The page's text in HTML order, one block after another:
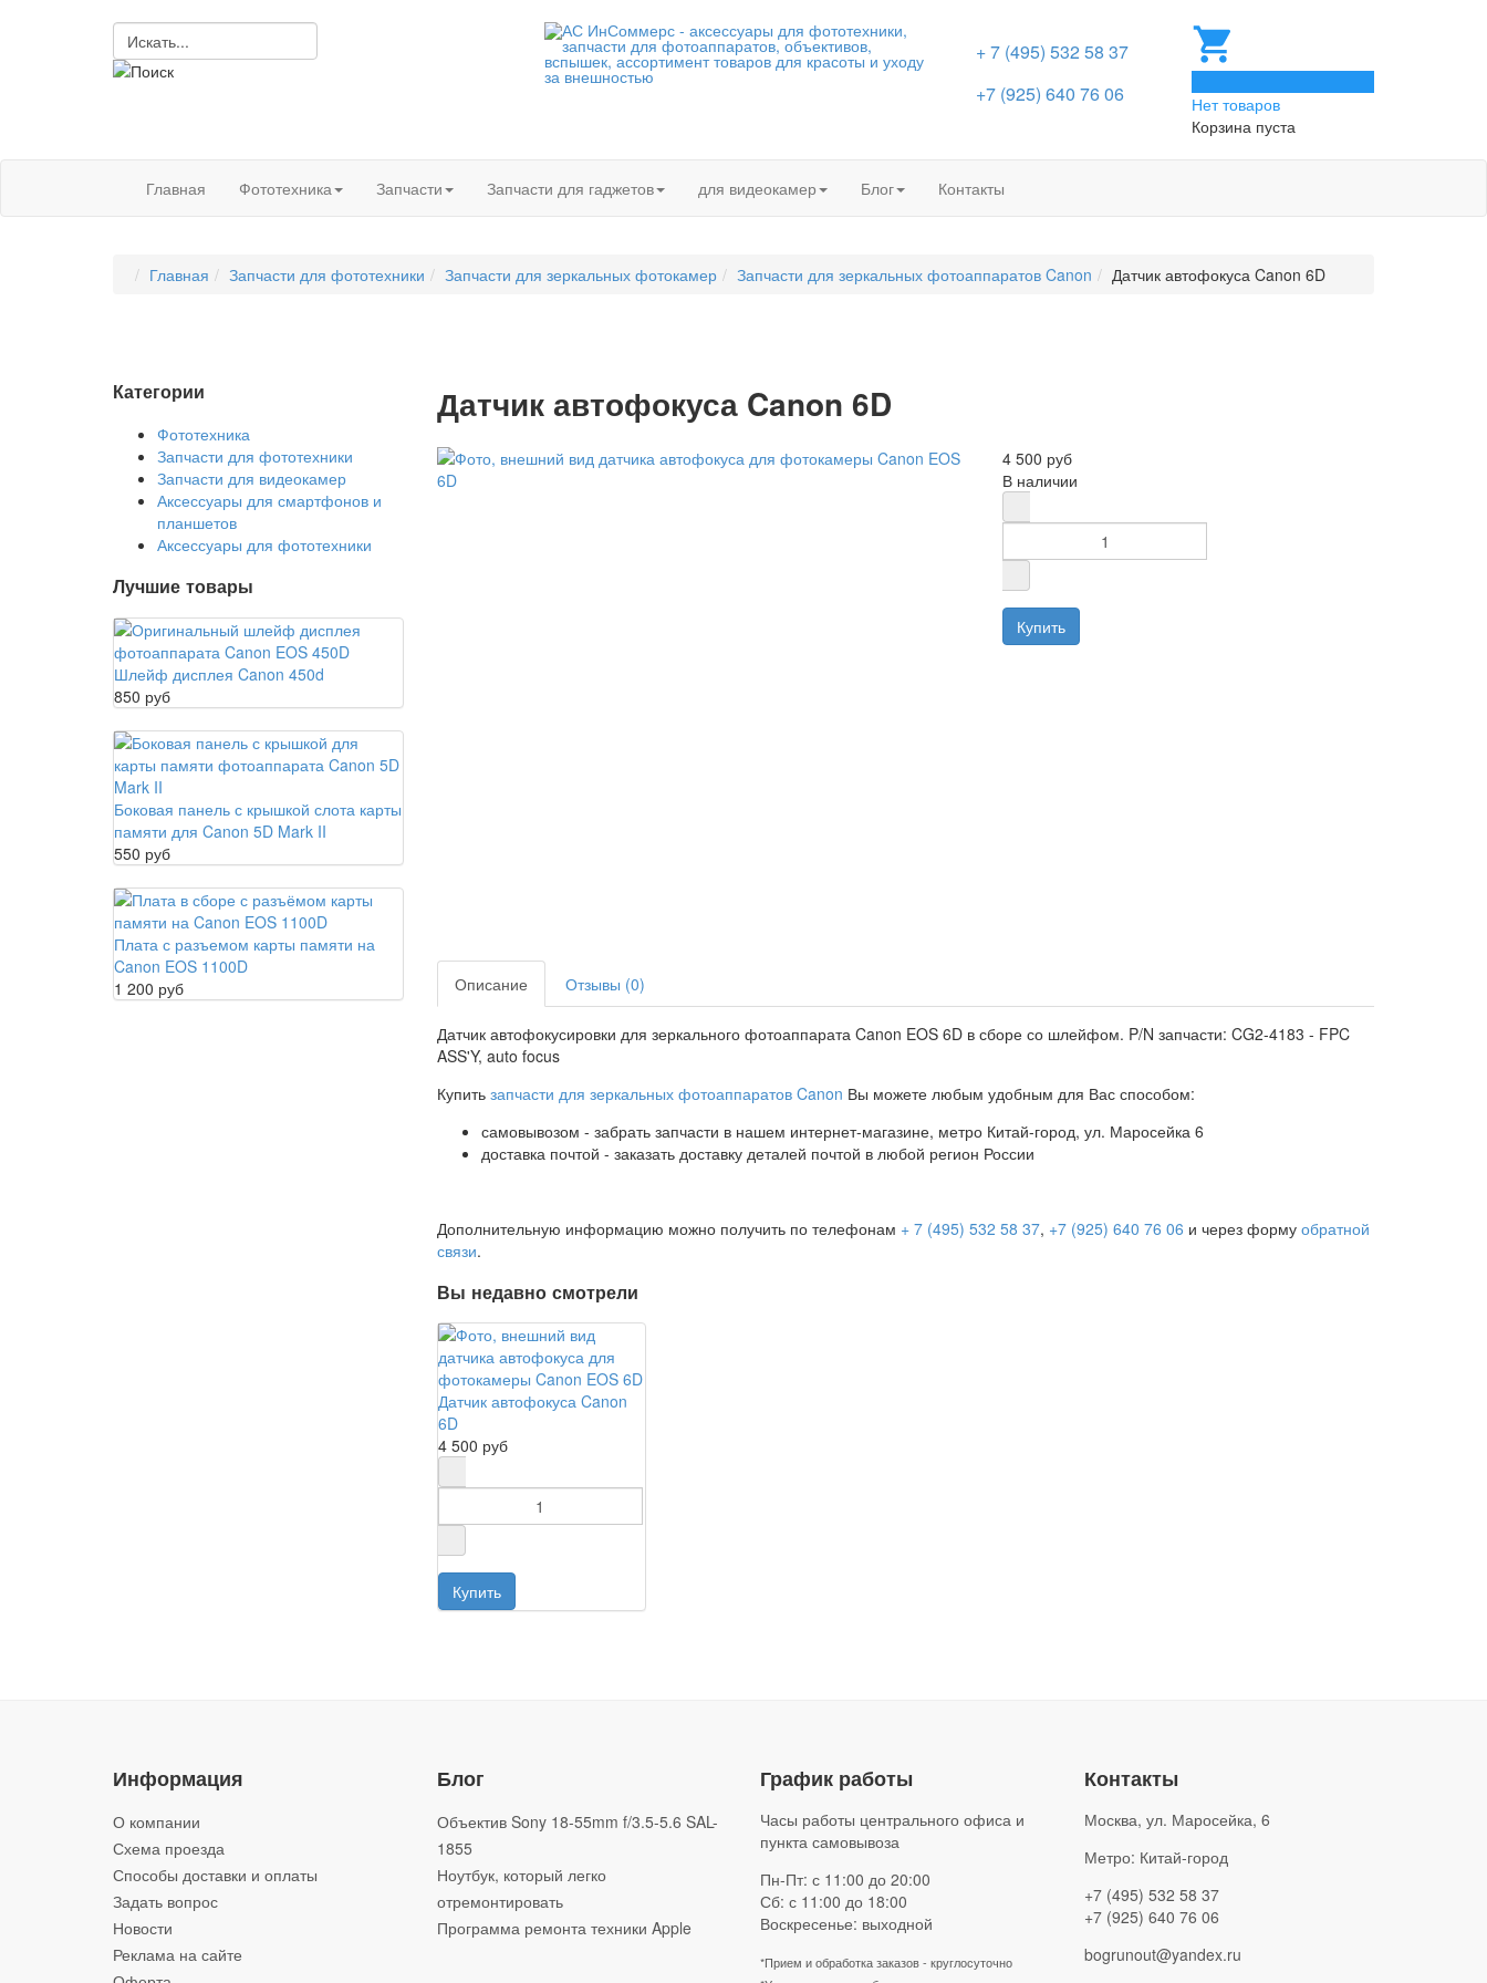
+ 7 (495) 532 58 37
+7 (925) 640 76 06
Нет товаров
Корзина пуста
Главная Фототехника Запчасти Запчасти для гаджетов для видеокамер Блог Контакты
Главная Запчасти для фототехники Запчасти для зеркальных фотокамер Запчасти для зеркальных фотоаппаратов Canon Датчик автофокуса Canon 6D
Датчик автофокуса Canon 6D
4 500 руб
В наличии
Описание Отзывы (0)
Датчик автофокусировки для зеркального фотоаппарата Canon EOS 6D в сборе со шлейфом. P/N запчасти: CG2-4183 - FPC
ASS'Y, auto focus
Купить запчасти для зеркальных фотоаппаратов Canon Вы можете любым удобным для Вас способом:
самовывозом - забрать запчасти в нашем интернет-магазине, метро Китай-город, ул. Маросейка 6
доставка почтой - заказать доставку деталей почтой в любой регион России
Дополнительную информацию можно получить по телефонам + 7 (495) 532 58 37, +7 (925) 640 76 06 и через форму обратной
связи.
Вы недавно смотрели
Датчик автофокуса Canon
6D
4 500 руб
Категории
Фототехника
Запчасти для фототехники
Запчасти для видеокамер
Аксессуары для смартфонов и
планшетов
Аксессуары для фототехники
Лучшие товары
Шлейф дисплея Canon 450d
850 руб
Боковая панель с крышкой слота карты
памяти для Canon 5D Mark II
550 руб
Плата с разъемом карты памяти на
Canon EOS 1100D
1 200 руб
Информация
О компании
Схема проезда
Способы доставки и оплаты
Задать вопрос
Новости
Реклама на сайте
Блог
Объектив Sony 18-55mm f/3.5-5.6 SAL-
1855
Ноутбук, который легко
отремонтировать
Программа ремонта техники Apple
График работы
Часы работы центрального офиса и
пункта самовывоза
Пн-Пт: с 11:00 до 20:00
Сб: с 11:00 до 18:00
Воскресенье: выходной
*Прием и обработка заказов - круглосуточно
Контакты
Москва, ул. Маросейка, 6
Метро: Китай-город
+7 (495) 532 58 37
+7 (925) 640 76 06
bogrunout@yandex.ru